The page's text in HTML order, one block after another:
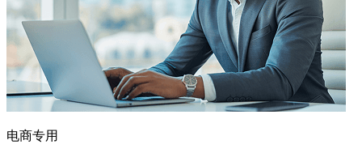
电商专用